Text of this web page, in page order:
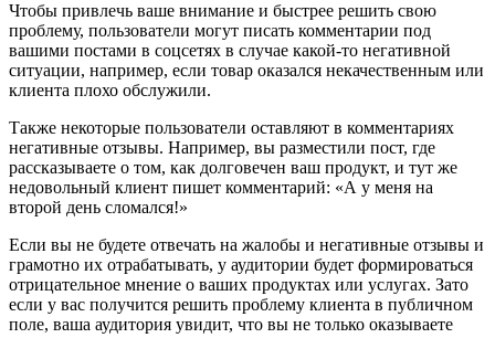
Чтобы привлечь ваше внимание и быстрее решить свою
проблему, пользователи могут писать комментарии под
вашими постами в соцсетях в случае какой-то негативной
ситуации, например, если товар оказался некачественным или
клиента плохо обслужили.
Также некоторые пользователи оставляют в комментариях
негативные отзывы. Например, вы разместили пост, где
рассказываете о том, как долговечен ваш продукт, и тут же
недовольный клиент пишет комментарий: «А у меня на
второй день сломался!»
Если вы не будете отвечать на жалобы и негативные отзывы и
грамотно их отрабатывать, у аудитории будет формироваться
отрицательное мнение о ваших продуктах или услугах. Зато
если у вас получится решить проблему клиента в публичном
поле, ваша аудитория увидит, что вы не только оказываете